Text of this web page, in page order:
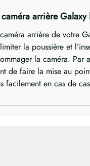
arrière
arrière de votre
la poussière et
la caméra. Par
de faire la mise au
facilement en cas de